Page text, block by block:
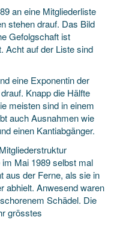
an eine Mitgliederliste
stehen drauf. Das Bild
Gefolgschaft ist
Acht auf der Liste sind
eine Exponentin der
Knapp die Hälfte
meisten sind in einem
auch Ausnahmen wie
einen Kantiabgänger.
Mai 1989 selbst mal
aus der Ferne, als sie in
abhielt. Anwesend waren
Schädel. Die
grösstes